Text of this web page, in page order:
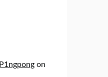
P1ngpongon